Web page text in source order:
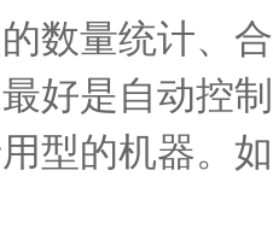
数量统计、
好是自动控
型的机器。